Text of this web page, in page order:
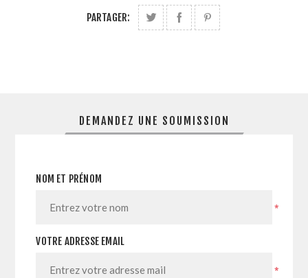
PARTAGER:
DEMANDEZ UNE SOUMISSION
NOM ET PRÉNOM
*
VOTRE ADRESSE EMAIL
*